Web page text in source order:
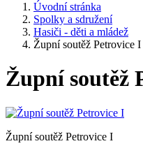
Úvodní stránka
Spolky a sdružení
Hasiči - děti a mládež
Župní soutěž Petrovice I
Župní soutěž
Župní soutěž Petrovice I